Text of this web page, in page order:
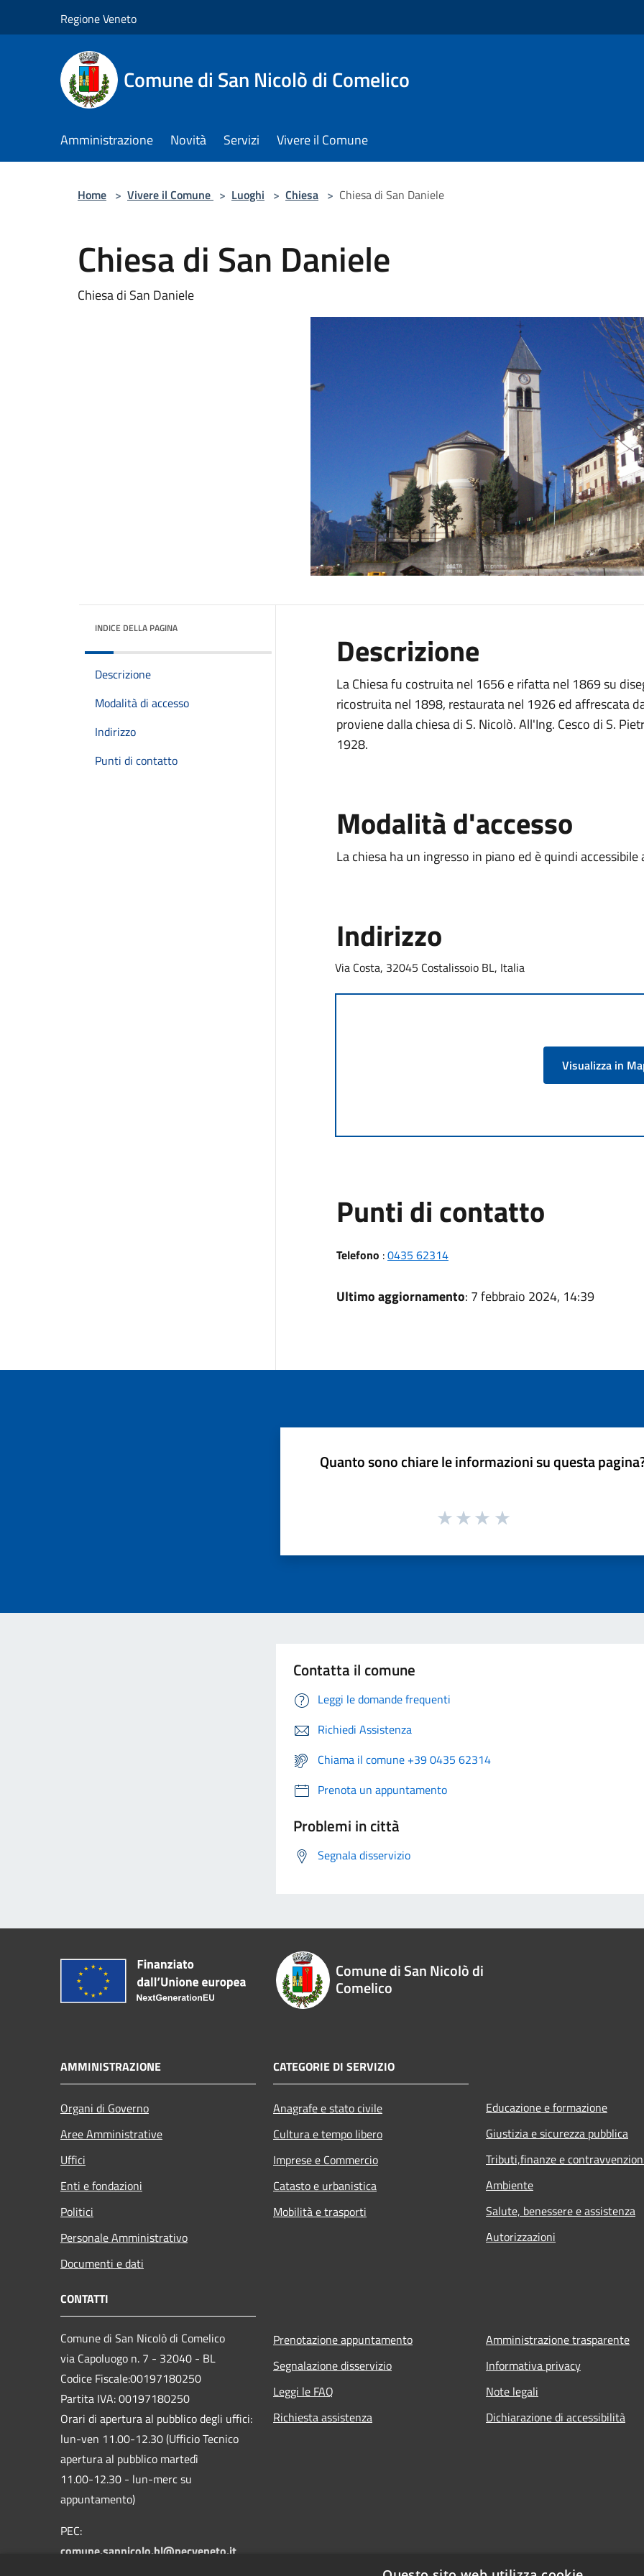
Regione Veneto
Comune di San Nicolò di Comelico
Amministrazione Novità Servizi Vivere il Comune
Home > Vivere il Comune > Luoghi > Chiesa > Chiesa di San Daniele
Chiesa di San Daniele
Chiesa di San Daniele
INDICE DELLA PAGINA
Descrizione
Modalità di accesso
Indirizzo
Punti di contatto
Descrizione
La Chiesa fu costruita nel 1656 e rifatta nel 1869 su
ricostruita nel 1898, restaurata nel 1926 ed affrescata
proviene dalla chiesa di S. Nicolò. All'Ing. Cesco di S.
1928.
Modalità d'accesso
La chiesa ha un ingresso in piano ed è quindi
Indirizzo
Via Costa, 32045 Costalissoio BL, Italia
Visualizza in
Punti di contatto
Telefono :0435 62314
Ultimo aggiornamento: 7 febbraio 2024, 14:39
Quanto sono chiare le informazioni su questa
Contatta il comune
Leggi le domande frequenti
Richiedi Assistenza
Chiama il comune +39 0435 62314
Prenota un appuntamento
Problemi in città
Segnala disservizio
Comune di San Nicolò di
Comelico
AMMINISTRAZIONE
Organi di Governo
Aree Amministrative
Uffici
Enti e fondazioni
Politici
Personale Amministrativo
Documenti e dati
CATEGORIE DI SERVIZIO
Anagrafe e stato civile
Cultura e tempo libero
Imprese e Commercio
Catasto e urbanistica
Mobilità e trasporti
Educazione e formazione
Giustizia e sicurezza pubblica
Tributi,finanze e
Ambiente
Salute, benessere e assistenza
Autorizzazioni
CONTATTI
Comune di San Nicolò di Comelico
via Capoluogo n. 7 - 32040 - BL
Codice Fiscale:00197180250
Partita IVA: 00197180250
Orari di apertura al pubblico degli uffici:
lun-ven 11.00-12.30 (Ufficio Tecnico
apertura al pubblico martedì
11.00-12.30 - lun-merc su
appuntamento)
PEC:
comune.sannicolo.bl@pecveneto.it
Prenotazione appuntamento
Segnalazione disservizio
Leggi le FAQ
Richiesta assistenza
Amministrazione trasparente
Informativa privacy
Note legali
Dichiarazione di accessibilità